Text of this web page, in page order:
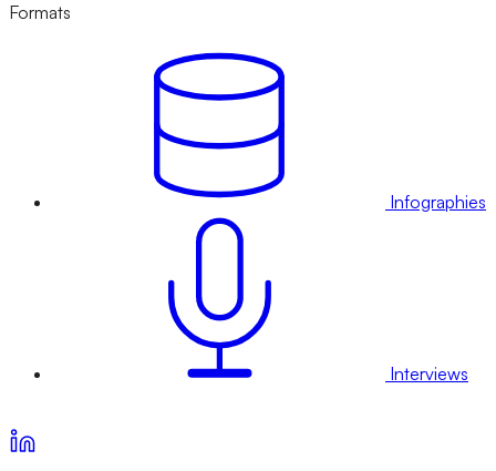
Formats
Infographies
Interviews